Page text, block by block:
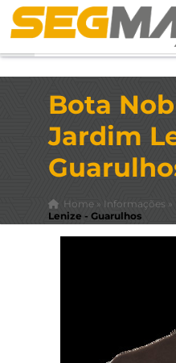
Bota
Jardim
Home» Informações »
Lenize - Guarulhos